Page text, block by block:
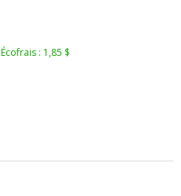
Écofrais : 1,85 $